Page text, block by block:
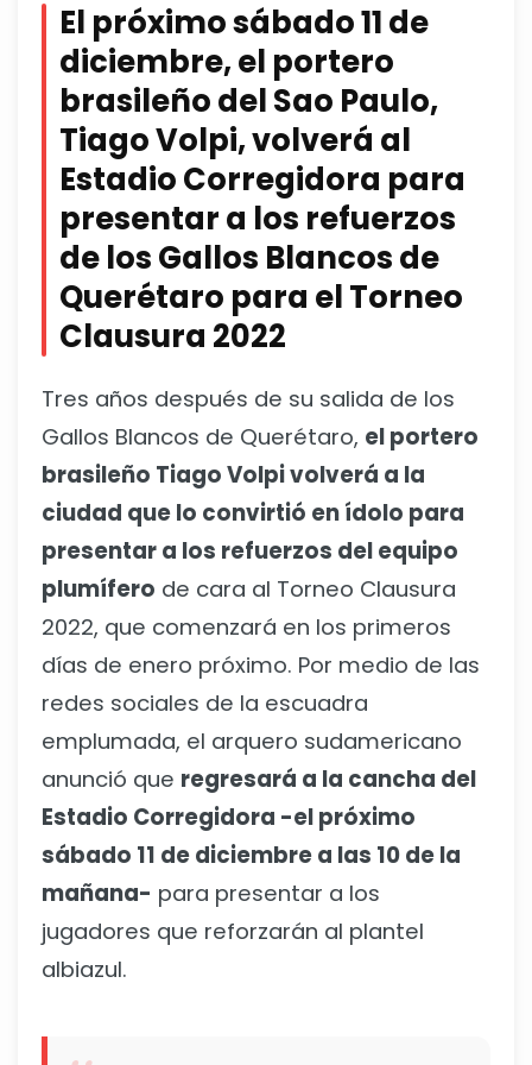
El próximo sábado 11 de
diciembre, el portero
brasileño del Sao Paulo,
Tiago Volpi, volverá al
Estadio Corregidora para
presentar a los refuerzos
de los Gallos Blancos de
Querétaro para el Torneo
Clausura 2022
Tres años después de su salida de los
Gallos Blancos de Querétaro, el portero
brasileño Tiago Volpi volverá a la
ciudad que lo convirtió en ídolo para
presentar a los refuerzos del equipo
plumífero de cara al Torneo Clausura
2022, que comenzará en los primeros
días de enero próximo. Por medio de las
redes sociales de la escuadra
emplumada, el arquero sudamericano
anunció que regresará a la cancha del
Estadio Corregidora -el próximo
sábado 11 de diciembre a las 10 de la
mañana- para presentar a los
jugadores que reforzarán al plantel
albiazul.